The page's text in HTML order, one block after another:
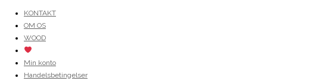
content
KONTAKT
OM OS
WOOD
Min konto
Handelsbetingelser